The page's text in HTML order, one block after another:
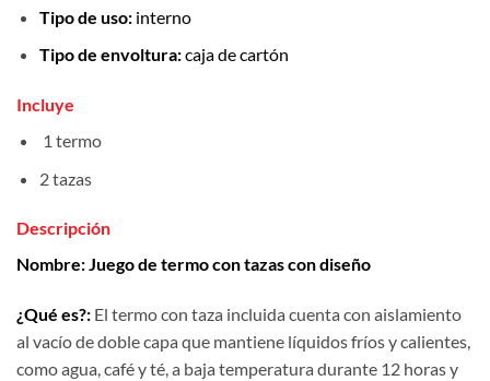
Tipo de uso: interno
Tipo de envoltura:caja de cartón
Incluye
1 termo
2 tazas
Descripción
Nombre: Juego de termo con tazas con diseño
¿Qué es?: El termo con taza incluida cuenta con aislamiento
al vacío de doble capa que mantiene líquidos fríos y calientes,
como agua, café y té, a baja temperatura durante 12 horas y